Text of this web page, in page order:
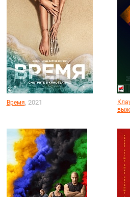
Время, 2021